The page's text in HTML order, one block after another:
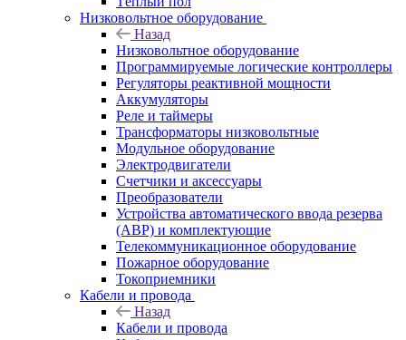
Низковольтное оборудование
Назад
Низковольтное оборудование
Программируемые логические контроллеры
Регуляторы реактивной мощности
Аккумуляторы
Реле и таймеры
Трансформаторы низковольтные
Модульное оборудование
Электродвигатели
Счетчики и аксессуары
Преобразователи
Устройства автоматического ввода резерва
(АВР) и комплектующие
Телекоммуникационное оборудование
Пожарное оборудование
Токоприемники
Кабели и провода
Назад
Кабели и провода